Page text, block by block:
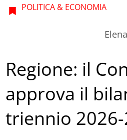
POLITICA & ECONOMIA
Regione: il
approva il
triennio